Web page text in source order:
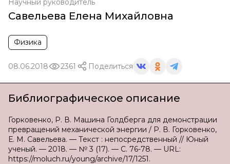
Научный руководитель
Савельева Елена Михайловна
Физика
08.06.2018 2361 Поделиться
Библиографическое описание
Горковенко, Р. В. Машина Голдберга для демонстрации
превращений механической энергии / Р. В. Горковенко,
Е. М. Савельева. — Текст : непосредственный // Юный
ученый. — 2018. — № 3 (17). — С. 76-78. — URL:
https://moluch.ru/young/archive/17/1251.